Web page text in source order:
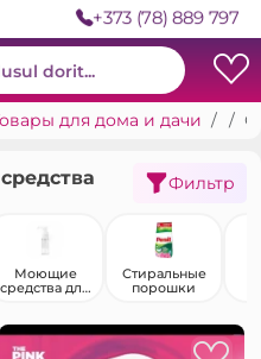
+373 (78) 889 797
для дома и дачи Специальные чистящие средства
Фильтр
Моющие
средства для
Стиральные
порошки